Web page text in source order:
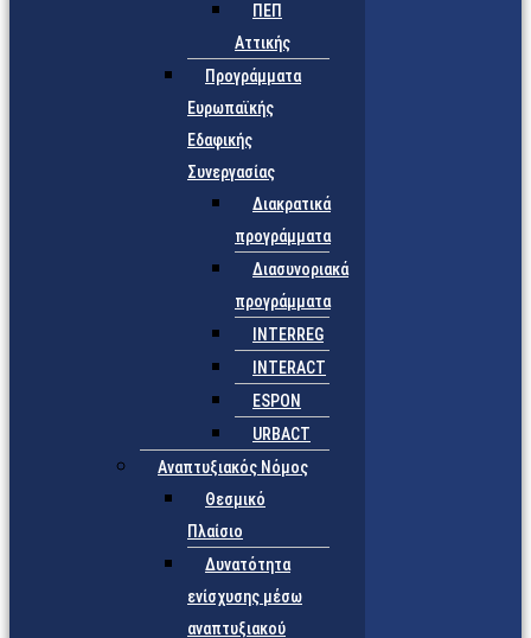
ΠΕΠ
Αττικής
Προγράμματα
Ευρωπαϊκής
Εδαφικής
Συνεργασίας
Διακρατικά
προγράμματα
Διασυνοριακά
προγράμματα
INTERREG
INTERACT
ESPON
URBACT
Αναπτυξιακός Νόμος
Θεσμικό
Πλαίσιο
Δυνατότητα
ενίσχυσης μέσω
αναπτυξιακού